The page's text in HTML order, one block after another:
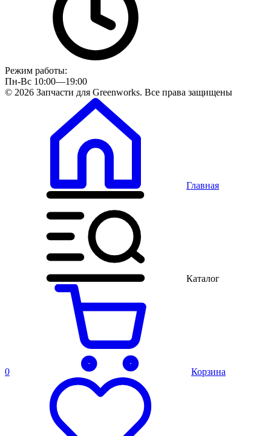
Режим работы:
Пн-Вс 10:00—19:00
© 2026 Запчасти для Greenworks. Все права защищены
Главная
Каталог
0 Корзина